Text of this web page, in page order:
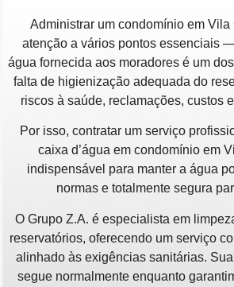
Administrar um condomínio em
atenção a vários pontos essenciais
água fornecida aos moradores é um
falta de higienização adequada do
riscos à saúde, reclamações, custos
Por isso, contratar um serviço
caixa d’água em condomínio em
indispensável para manter a água
normas e totalmente segura
O Grupo Z.A. é especialista em
reservatórios, oferecendo um serviço
alinhado às exigências sanitárias.
segue normalmente enquanto